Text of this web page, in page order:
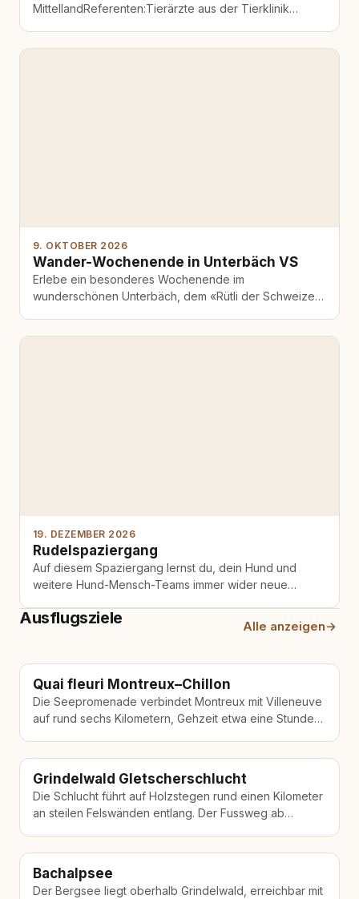
MittellandReferenten:Tierärzte aus der Tierklinik
9. OKTOBER 2026
Wander-Wochenende in Unterbäch VS
Erlebe ein besonderes Wochenende im
wunderschönen Unterbäch, dem «Rütli der Schweizer
19. DEZEMBER 2026
Rudelspaziergang
Auf diesem Spaziergang lernst du, dein Hund und
weitere Hund-Mensch-Teams immer wider neue
spannenden…
Ausflugsziele Alle anzeigen→
Quai fleuri Montreux–Chillon
Die Seepromenade verbindet Montreux mit Villeneuve
auf rund sechs Kilometern, Gehzeit etwa eine Stunde
Grindelwald Gletscherschlucht
Die Schlucht führt auf Holzstegen rund einen Kilometer
an steilen Felswänden entlang. Der Fussweg ab
Bachalpsee
Der Bergsee liegt oberhalb Grindelwald, erreichbar mit